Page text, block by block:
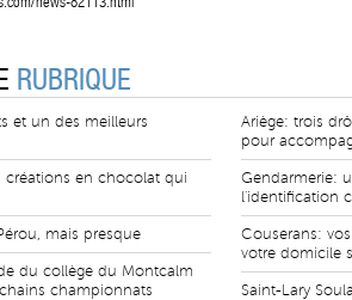
RUBRIQUE
et un des meilleurs
créations en chocolat qui
mais presque
du collège du Montcalm
championnats
Ariège: trois
pour
Gendarmerie:
l'identification
Couserans:
votre domicile
Saint-Lary